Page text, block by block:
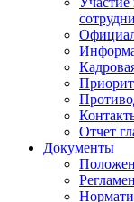
Отчет
Документы